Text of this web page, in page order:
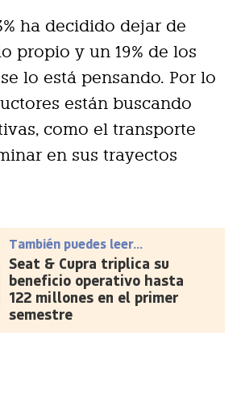
ha decidido dejar de
propio y un 19% de los
lo está pensando. Por lo
están buscando
como el transporte
en sus trayectos
También puedes leer...
Seat & Cupra triplica su
beneficio operativo hasta
122 millones en el primer
semestre